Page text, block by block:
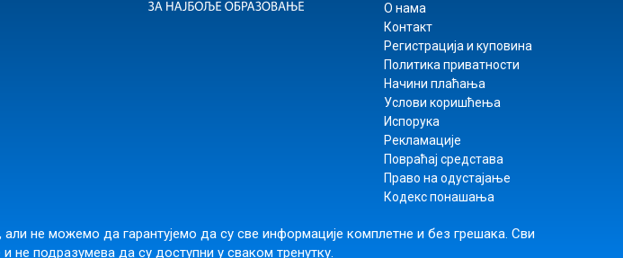
О нама
Контакт
Регистрација и куповина
Политика приватности
Начини плаћања
Услови коришћења
Испорука
Рекламације
Повраћај средстава
Право на одустајање
Кодекс понашања
не можемо да гарантујемо да су све информације комплетне и без грешака. Сви
не подразумева да су доступни у сваком тренутку.